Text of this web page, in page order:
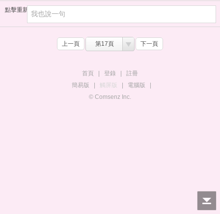
點擊重新加載
上一頁 第17頁 下一頁
首頁 登錄
註冊
簡易版
觸屏版 電腦版
© Comsenz Inc.